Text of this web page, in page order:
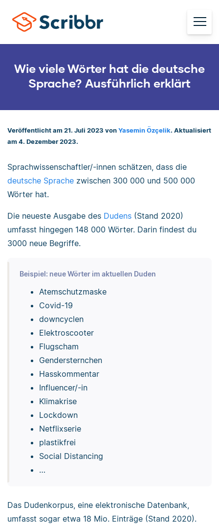
Wie viele Wörter hat die deutsche
Sprache? Ausführlich erklärt
Veröffentlicht am 21. Juli 2023 von Yasemin Özçelik. Aktualisiert
am 4. Dezember 2023.
Sprachwissenschaftler/-innen schätzen, dass die
deutsche Sprache zwischen 300 000 und 500 000
Wörter hat.
Die neueste Ausgabe des Dudens (Stand 2020)
umfasst hingegen 148 000 Wörter. Darin findest du
3000 neue Begriffe.
Beispiel: neue Wörter im aktuellen Duden
Atemschutzmaske
Covid-19
downcyclen
Elektroscooter
Flugscham
Gendersternchen
Hasskommentar
Influencer/-in
Klimakrise
Lockdown
Netflixserie
plastikfrei
Social Distancing
…
Das Dudenkorpus, eine elektronische Datenbank,
umfasst sogar etwa 18 Mio. Einträge (Stand 2020).